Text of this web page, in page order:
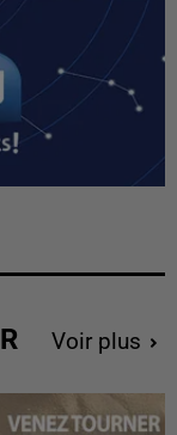
Voir plus